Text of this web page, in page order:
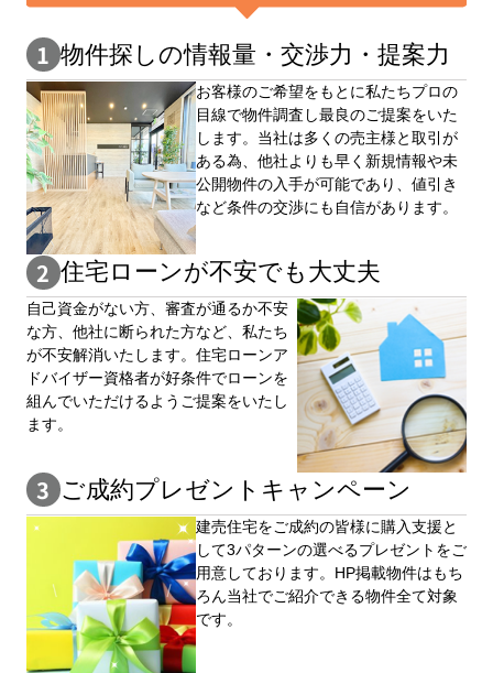
物件探しの情報量・交渉⼒・提案⼒
お客様のご希望をもとに私たちプロの
目線で物件調査し最良のご提案をいた
します。当社は多くの売主様と取引が
ある為、他社よりも早く新規情報や未
公開物件の⼊手が可能であり、値引き
など条件の交渉にも自信があります。
住宅ローンが不安でも大丈夫
自⼰資⾦がない⽅、審査が通るか不安
な⽅、他社に断られた⽅など、私たち
が不安解消いたします。住宅ローンア
ドバイザー資格者が好条件でローンを
組んでいただけるようご提案をいたし
ます。
ご成約プレゼントキャンペーン
建売住宅をご成約の皆様に購⼊⽀援と
して3パターンの選べるプレゼントをご
用意しております。HP掲載物件はもち
ろん当社でご紹介できる物件全て対象
です。